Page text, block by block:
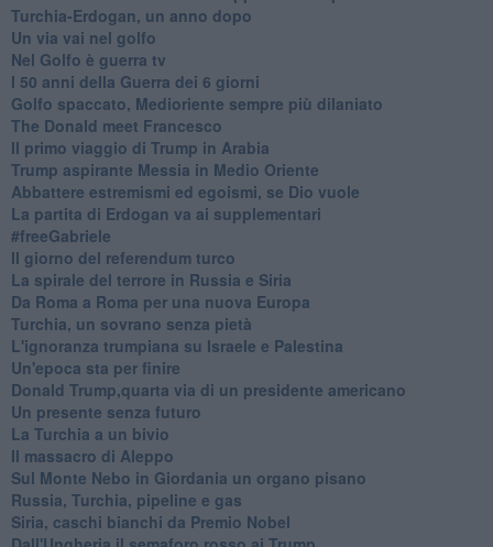
Turchia-Erdogan, un anno dopo
Un via vai nel golfo
Nel Golfo è guerra tv
I 50 anni della Guerra dei 6 giorni
Golfo spaccato, Medioriente sempre più dilaniato
The Donald meet Francesco
Il primo viaggio di Trump in Arabia
Trump aspirante Messia in Medio Oriente
Abbattere estremismi ed egoismi, se Dio vuole
La partita di Erdogan va ai supplementari
#freeGabriele
Il giorno del referendum turco
La spirale del terrore in Russia e Siria
Da Roma a Roma per una nuova Europa
Turchia, un sovrano senza pietà
L'ignoranza trumpiana su Israele e Palestina
Un'epoca sta per finire
Donald Trump,quarta via di un presidente americano
Un presente senza futuro
La Turchia a un bivio
Il massacro di Aleppo
Sul Monte Nebo in Giordania un organo pisano
Russia, Turchia, pipeline e gas
Siria, caschi bianchi da Premio Nobel